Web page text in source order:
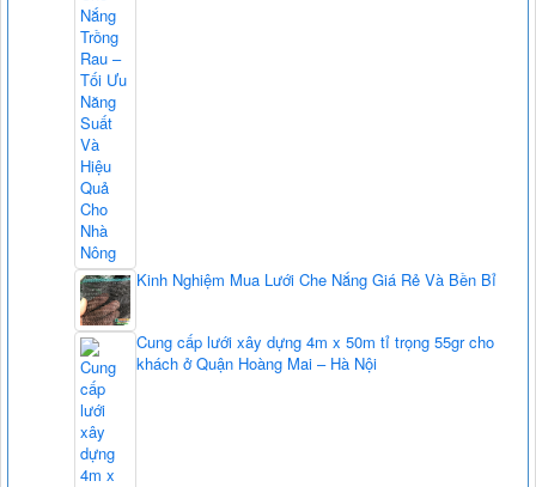
Kinh Nghiệm Mua Lưới Che Nắng Giá Rẻ Và Bền Bỉ
Cung cấp lưới xây dựng 4m x 50m tỉ trọng 55gr cho
khách ở Quận Hoàng Mai – Hà Nội